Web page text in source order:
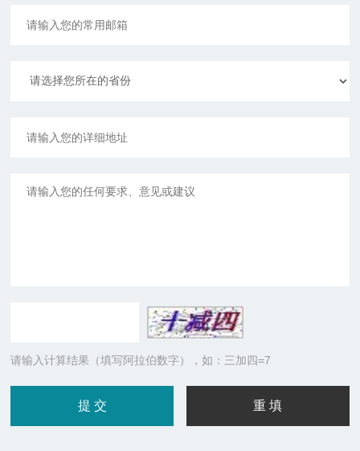
请输入计算结果（填写阿拉伯数字），如：三加四=7